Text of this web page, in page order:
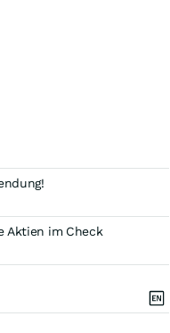
Aktien im Check